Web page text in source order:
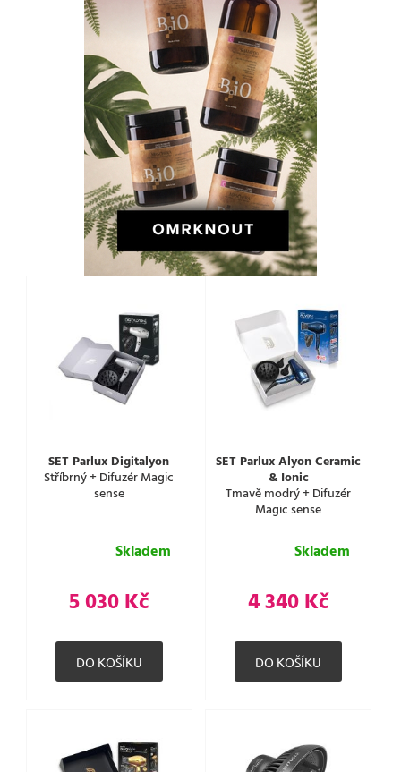
SET Parlux Digitalyon
Stříbrný + Difuzér Magic
sense
Skladem
5 030 Kč
SET Parlux Alyon Ceramic
& Ionic
Tmavě modrý + Difuzér
Magic sense
Skladem
4 340 Kč